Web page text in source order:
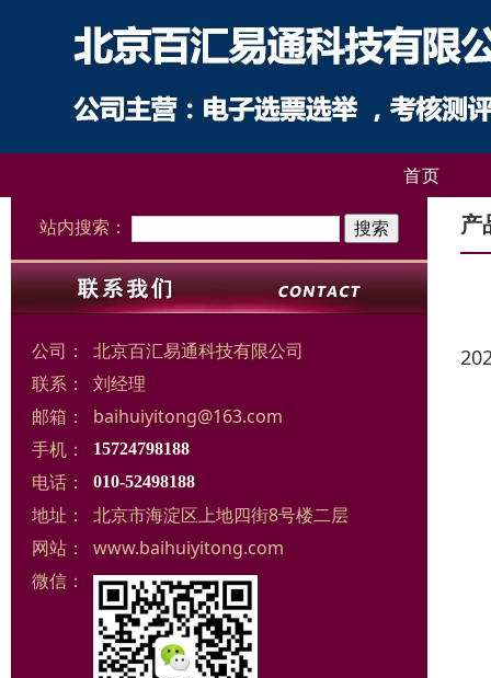
首页
站内搜索：
公司：
北京百汇易通科技有限公司
联系：
刘经理
邮箱：
baihuiyitong@163.com
手机：
15724798188
电话： 010-52498188
地址：
北京市海淀区上地四街8号楼二层
网站：
www.baihuiyitong.com
微信：
产